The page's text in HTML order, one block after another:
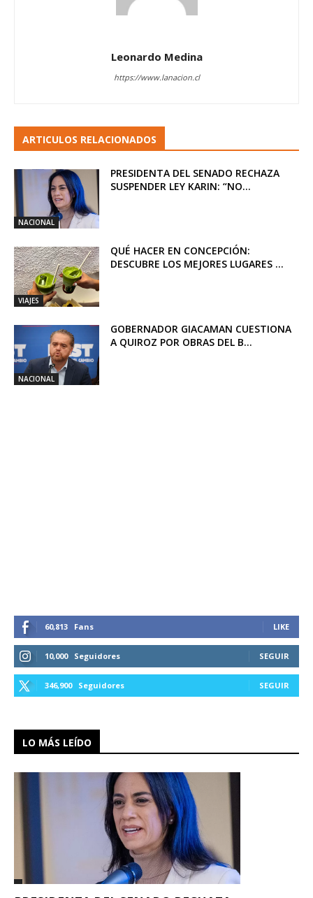
Leonardo Medina
https://www.lanacion.cl
ARTICULOS RELACIONADOS
NACIONAL
PRESIDENTA DEL SENADO RECHAZA
SUSPENDER LEY KARIN: “NO...
VIAJES
QUÉ HACER EN CONCEPCIÓN:
DESCUBRE LOS MEJORES LUGARES ...
NACIONAL
GOBERNADOR GIACAMAN CUESTIONA
A QUIROZ POR OBRAS DEL B...
60,813 Fans LIKE
10,000 Seguidores SEGUIR
346,900 Seguidores SEGUIR
LO MÁS LEÍDO